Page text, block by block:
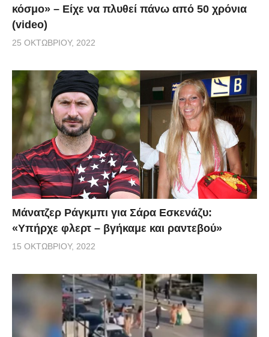
κόσμο» – Είχε να πλυθεί πάνω από 50 χρόνια
(video)
25 ΟΚΤΩΒΡΊΟΥ, 2022
Μάνατζερ Ράγκμπι για Σάρα Εσκενάζυ:
«Υπήρχε φλερτ – βγήκαμε και ραντεβού»
15 ΟΚΤΩΒΡΊΟΥ, 2022